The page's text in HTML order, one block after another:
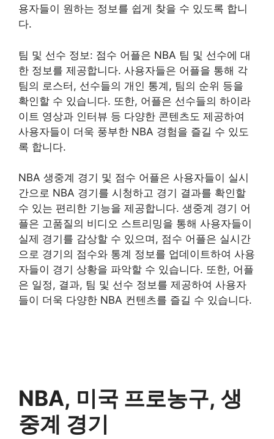
용자들이 원하는 정보를 쉽게 찾을 수 있도록 합니
다.
팀 및 선수 정보: 점수 어플은 NBA 팀 및 선수에 대
한 정보를 제공합니다. 사용자들은 어플을 통해 각
팀의 로스터, 선수들의 개인 통계, 팀의 순위 등을
확인할 수 있습니다. 또한, 어플은 선수들의 하이라
이트 영상과 인터뷰 등 다양한 콘텐츠도 제공하여
사용자들이 더욱 풍부한 NBA 경험을 즐길 수 있도
록 합니다.
NBA 생중계 경기 및 점수 어플은 사용자들이 실시
간으로 NBA 경기를 시청하고 경기 결과를 확인할
수 있는 편리한 기능을 제공합니다. 생중계 경기 어
플은 고품질의 비디오 스트리밍을 통해 사용자들이
실제 경기를 감상할 수 있으며, 점수 어플은 실시간
으로 경기의 점수와 통계 정보를 업데이트하여 사용
자들이 경기 상황을 파악할 수 있습니다. 또한, 어플
은 일정, 결과, 팀 및 선수 정보를 제공하여 사용자
들이 더욱 다양한 NBA 컨텐츠를 즐길 수 있습니다.
NBA, 미국 프로농구, 생
중계 경기